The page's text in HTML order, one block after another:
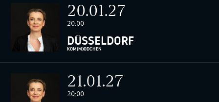
20.01.27
20:00
DÜSSELDORF
KOM(M)ÖDCHEN
21.01.27
20:00